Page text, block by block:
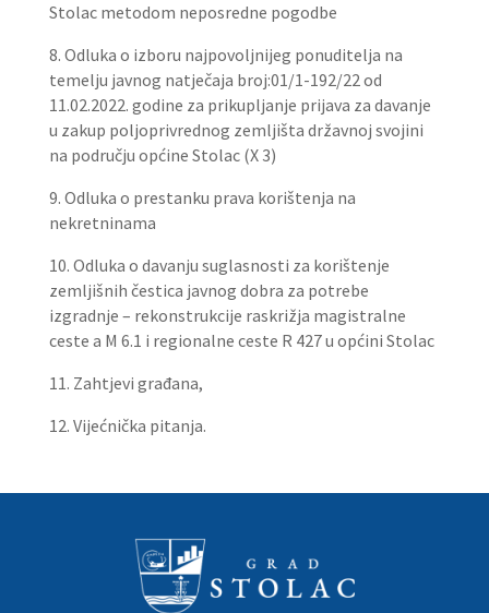
Stolac metodom neposredne pogodbe
8. Odluka o izboru najpovoljnijeg ponuditelja na
temelju javnog natječaja broj:01/1-192/22 od
11.02.2022. godine za prikupljanje prijava za davanje
u zakup poljoprivrednog zemljišta državnoj svojini
na području općine Stolac (X 3)
9. Odluka o prestanku prava korištenja na
nekretninama
10. Odluka o davanju suglasnosti za korištenje
zemljišnih čestica javnog dobra za potrebe
izgradnje – rekonstrukcije raskrižja magistralne
ceste a M 6.1 i regionalne ceste R 427 u općini Stolac
11. Zahtjevi građana,
12. Vijećnička pitanja.